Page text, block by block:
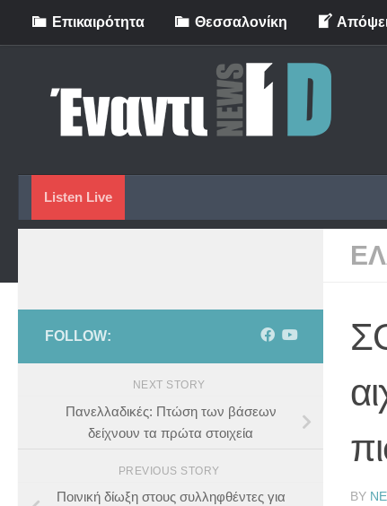
Skip to content
Eπικαιρότητα Θεσσαλονίκη
Listen Live
BY
FOLLOW:
NEXT STORY
Πανελλαδικές: Πτώση των βάσεων
δείχνουν τα πρώτα στοιχεία
PREVIOUS STORY
Ποινική δίωξη στους συλληφθέντες για